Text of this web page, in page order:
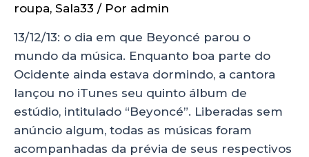
roupa, Sala33 / Por admin
13/12/13: o dia em que Beyoncé parou o
mundo da música. Enquanto boa parte do
Ocidente ainda estava dormindo, a cantora
lançou no iTunes seu quinto álbum de
estúdio, intitulado “Beyoncé”. Liberadas sem
anúncio algum, todas as músicas foram
acompanhadas da prévia de seus respectivos